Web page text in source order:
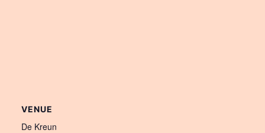
VENUE
De Kreun